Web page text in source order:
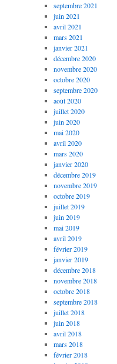
septembre 2021
juin 2021
avril 2021
mars 2021
janvier 2021
décembre 2020
novembre 2020
octobre 2020
septembre 2020
août 2020
juillet 2020
juin 2020
mai 2020
avril 2020
mars 2020
janvier 2020
décembre 2019
novembre 2019
octobre 2019
juillet 2019
juin 2019
mai 2019
avril 2019
février 2019
janvier 2019
décembre 2018
novembre 2018
octobre 2018
septembre 2018
juillet 2018
juin 2018
avril 2018
mars 2018
février 2018